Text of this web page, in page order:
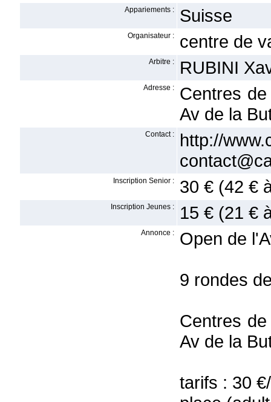
Appariements : Suisse
Organisateur : centre de
Arbitre : RUBINI
Adresse :
Centres
Av de la
Contact :
http://
Inscription Senior : 30 € (42 €
Inscription Jeunes : 15 € (21 €
Annonce : Open de
9 rondes
Centres
Av de la
tarifs : 30